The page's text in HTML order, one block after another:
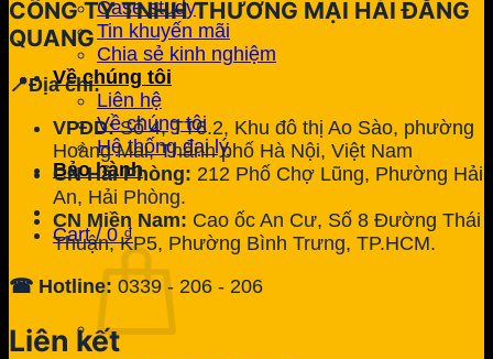
Case study
Tin khuyến mãi
Chia sẻ kinh nghiệm
Về chúng tôi
Liên hệ
Về chúng tôi
Hệ thống đại lý
Bảo hành
Cart /0₫
CÔNG TY TNHH THƯƠNG MẠI HẢI ĐĂNG
QUANG
📍Địa chỉ:
VPĐD:Số 4, TT6.2, Khu đô thị Ao Sào, phường
Hoàng Mai, Thành phố Hà Nội, Việt Nam
CN Hải Phòng: 212 Phố Chợ Lũng, Phường Hải
An, Hải Phòng.
CN Miền Nam: Cao ốc An Cư, Số 8 Đường Thái
Thuận, KP5, Phường Bình Trưng, TP.HCM.
☎ Hotline: 0339 - 206 - 206
Liên kết